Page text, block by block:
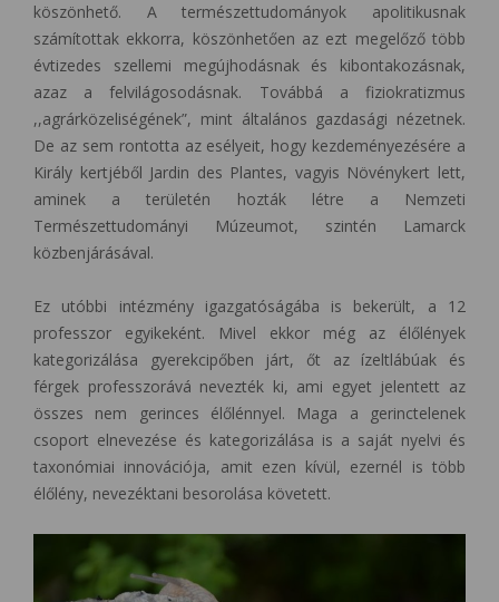
köszönhető. A természettudományok apolitikusnak
számítottak ekkorra, köszönhetően az ezt megelőző több
évtizedes szellemi megújhodásnak és kibontakozásnak,
azaz a felvilágosodásnak. Továbbá a fiziokratizmus
,,agrárközeliségének”, mint általános gazdasági nézetnek.
De az sem rontotta az esélyeit, hogy kezdeményezésére a
Király kertjéből Jardin des Plantes, vagyis Növénykert lett,
aminek a területén hozták létre a Nemzeti
Természettudományi Múzeumot, szintén Lamarck
közbenjárásával.
Ez utóbbi intézmény igazgatóságába is bekerült, a 12
professzor egyikeként. Mivel ekkor még az élőlények
kategorizálása gyerekcipőben járt, őt az ízeltlábúak és
férgek professzorává nevezték ki, ami egyet jelentett az
összes nem gerinces élőlénnyel. Maga a gerinctelenek
csoport elnevezése és kategorizálása is a saját nyelvi és
taxonómiai innovációja, amit ezen kívül, ezernél is több
élőlény, nevezéktani besorolása követett.